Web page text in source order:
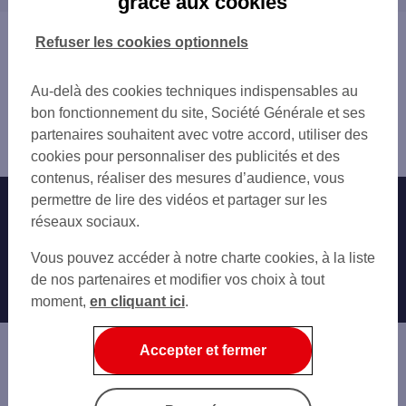
BEAUVOIR SUR MER PL SAINT PHILBERT
LES HALLES DE LA VIE
ST GILLES CROIX DE VIE 22 QUAI DE L
SAINT GILLES CROIX VIE
ST CHRISTOPHE DU LIGNERON 4 SQUARE
MACHECOUL ST MEME 3 PL DE L EGLISE
Vous êtes ici : Accueil
le Perrier
Distributeur/automate LE PERRIER GDE RUE
Nos engagements Nous contacter
Autres sites SG
Professionnels
Entreprises
Associations
Banque privée
Informations légales
Au-delà des cookies techniques indispensables au
bon fonctionnement du site, Société Générale et ses
partenaires souhaitent avec votre accord, utiliser des
cookies pour personnaliser des publicités et des
contenus, réaliser des mesures d’audience, vous
permettre de lire des vidéos et partager sur les
réseaux sociaux.
Vous pouvez accéder à notre charte cookies, à la liste
de nos partenaires et modifier vos choix à tout
moment, en cliquant ici.
Refuser les cookies optionnels
Accepter et fermer